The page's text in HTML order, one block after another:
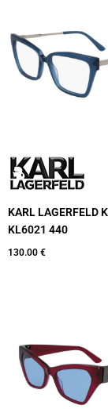
KARL LAGERFELD
KL6021 440
130.00 €